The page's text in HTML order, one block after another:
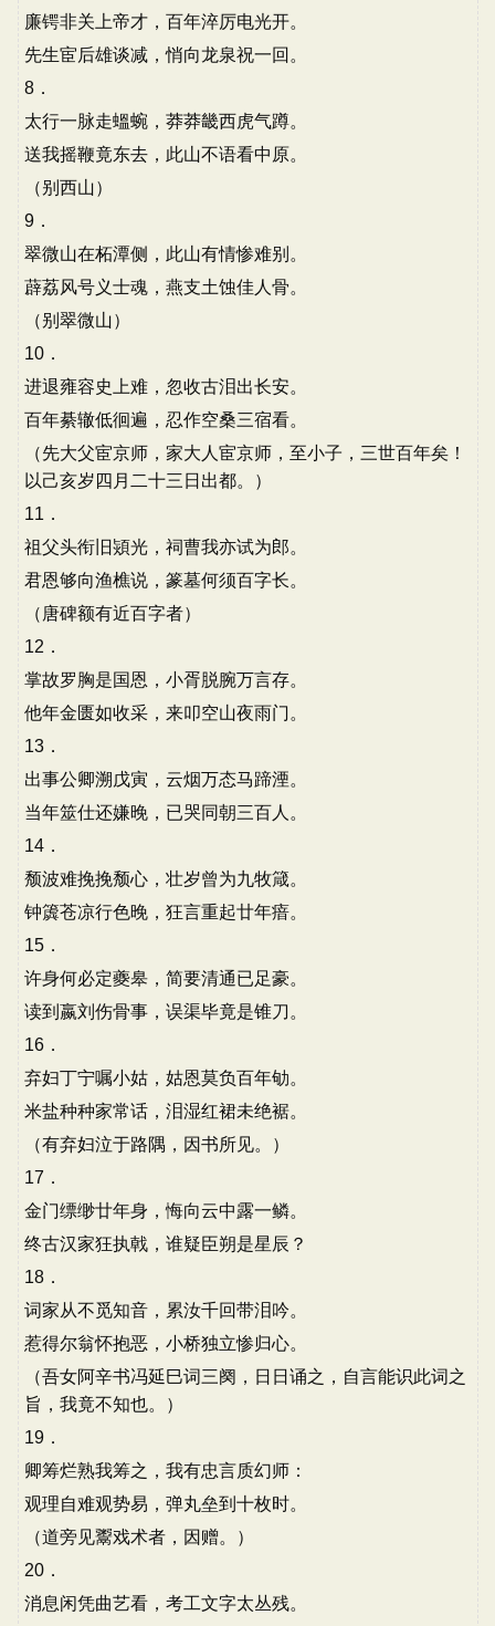
廉锷非关上帝才，百年淬厉电光开。
先生宦后雄谈减，悄向龙泉祝一回。
8．
太行一脉走蝹蜿，莽莽畿西虎气蹲。
送我摇鞭竟东去，此山不语看中原。
（别西山）
9．
翠微山在柘潭侧，此山有情惨难别。
薜荔风号义士魂，燕支土蚀佳人骨。
（别翠微山）
10．
进退雍容史上难，忽收古泪出长安。
百年綦辙低徊遍，忍作空桑三宿看。
（先大父宦京师，家大人宦京师，至小子，三世百年矣！
以己亥岁四月二十三日出都。）
11．
祖父头衔旧熲光，祠曹我亦试为郎。
君恩够向渔樵说，篆墓何须百字长。
（唐碑额有近百字者）
12．
掌故罗胸是国恩，小胥脱腕万言存。
他年金匮如收采，来叩空山夜雨门。
13．
出事公卿溯戊寅，云烟万态马蹄湮。
当年筮仕还嫌晚，已哭同朝三百人。
14．
颓波难挽挽颓心，壮岁曾为九牧箴。
钟簴苍凉行色晚，狂言重起廿年瘖。
15．
许身何必定夔皋，简要清通已足豪。
读到嬴刘伤骨事，误渠毕竟是锥刀。
16．
弃妇丁宁嘱小姑，姑恩莫负百年劬。
米盐种种家常话，泪湿红裙未绝裾。
（有弃妇泣于路隅，因书所见。）
17．
金门缥缈廿年身，悔向云中露一鳞。
终古汉家狂执戟，谁疑臣朔是星辰？
18．
词家从不觅知音，累汝千回带泪吟。
惹得尔翁怀抱恶，小桥独立惨归心。
（吾女阿辛书冯延巳词三阕，日日诵之，自言能识此词之
旨，我竟不知也。）
19．
卿筹烂熟我筹之，我有忠言质幻师：
观理自难观势易，弹丸垒到十枚时。
（道旁见鬻戏术者，因赠。）
20．
消息闲凭曲艺看，考工文字太丛残。